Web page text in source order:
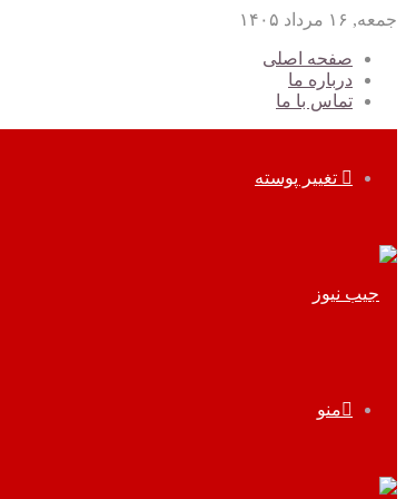
جمعه, ۱۶ مرداد ۱۴۰۵
صفحه اصلی
درباره ما
تماس با ما
تغییر پوسته
منو